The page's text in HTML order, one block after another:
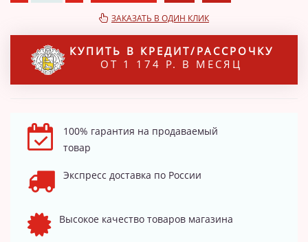
ЗАКАЗАТЬ В ОДИН КЛИК
КУПИТЬ В КРЕДИТ/РАССРОЧКУ
ОТ 1 174 Р. В МЕСЯЦ
100% гарантия на продаваемый
товар
Экспресс доставка по России
Высокое качество товаров магазина